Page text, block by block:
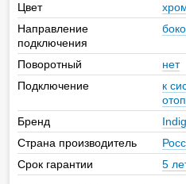
Цвет
Направление
подключения
Поворотный
нет
Подключение
к
Бренд
Страна производитель
Срок гарантии
5